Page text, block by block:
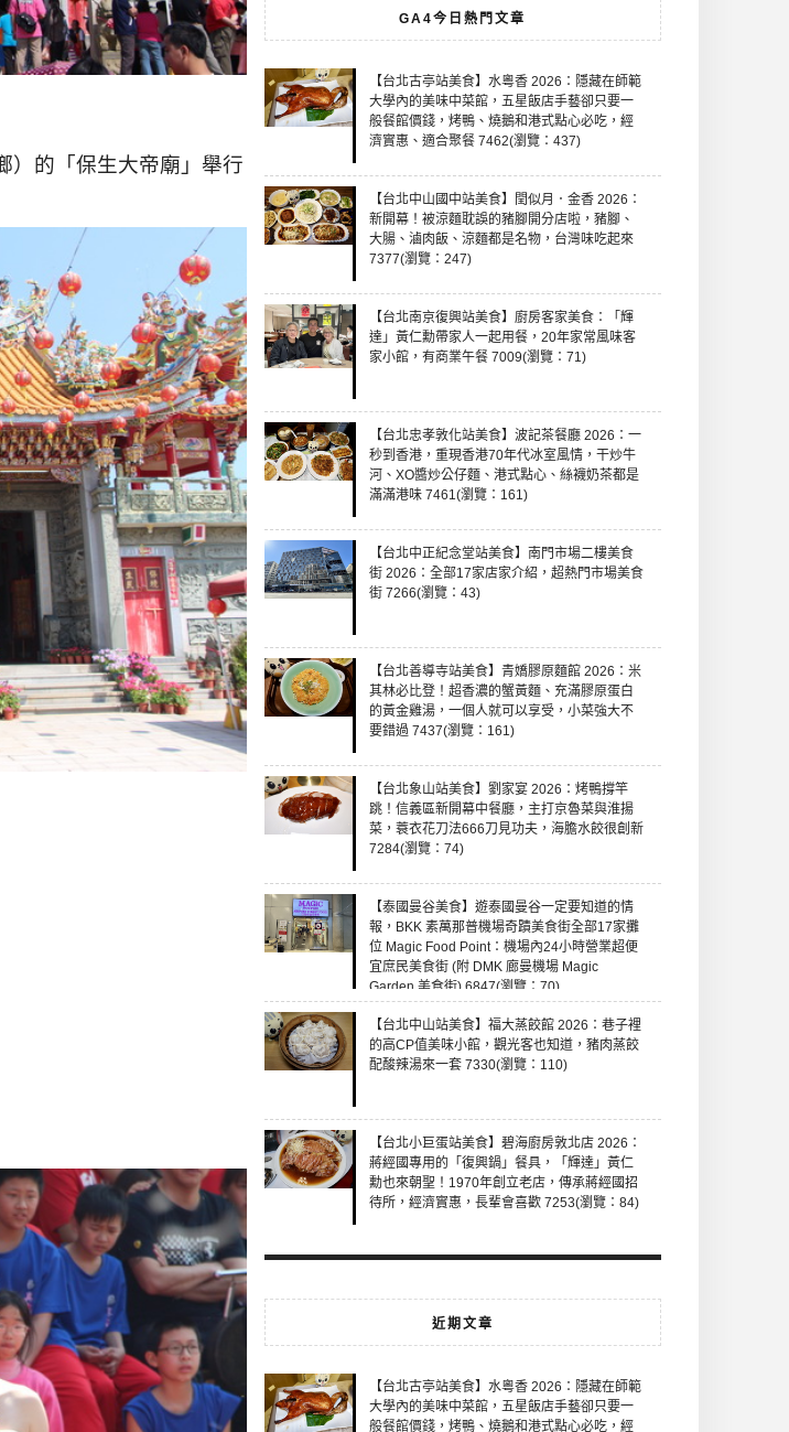
）的「保生大帝廟」舉行
GA4今日熱門文章
【台北古亭站美食】水粵香 2026：隱藏在師範
大學內的美味中菜館，五星飯店手藝卻只要一
般餐館價錢，烤鴨、燒鵝和港式點心必吃，經
濟實惠、適合聚餐 7462(瀏覽：437)
【台北中山國中站美食】閏似月．金香 2026：
新開幕！被涼麵耽誤的豬腳開分店啦，豬腳、
大腸、滷肉飯、涼麵都是名物，台灣味吃起來
7377(瀏覽：247)
【台北南京復興站美食】廚房客家美食：「輝
達」黃仁勳帶家人一起用餐，20年家常風味客
家小館，有商業午餐 7009(瀏覽：71)
【台北忠孝敦化站美食】波記茶餐廳 2026：一
秒到香港，重現香港70年代冰室風情，干炒牛
河、XO醬炒公仔麵、港式點心、絲襪奶茶都是
滿滿港味 7461(瀏覽：161)
【台北中正紀念堂站美食】南門市場二樓美食
街 2026：全部17家店家介紹，超熱門市場美食
街 7266(瀏覽：43)
【台北善導寺站美食】青嬌膠原麵館 2026：米
其林必比登！超香濃的蟹黃麵、充滿膠原蛋白
的黃金雞湯，一個人就可以享受，小菜強大不
要錯過 7437(瀏覽：161)
【台北象山站美食】劉家宴 2026：烤鴨撐竿
跳！信義區新開幕中餐廳，主打京魯菜與淮揚
菜，蓑衣花刀法666刀見功夫，海膽水餃很創新
7284(瀏覽：74)
【泰國曼谷美食】遊泰國曼谷一定要知道的情
報，BKK 素萬那普機場奇蹟美食街全部17家攤
位 Magic Food Point：機場內24小時營業超便
宜庶民美食街 (附 DMK 廊曼機場 Magic
Garden 美食街) 6847(瀏覽：70)
【台北中山站美食】福大蒸餃館 2026：巷子裡
的高CP值美味小館，觀光客也知道，豬肉蒸餃
配酸辣湯來一套 7330(瀏覽：110)
【台北小巨蛋站美食】碧海廚房敦北店 2026：
蔣經國專用的「復興鍋」餐具，「輝達」黃仁
勳也來朝聖！1970年創立老店，傳承蔣經國招
待所，經濟實惠，長輩會喜歡 7253(瀏覽：84)
近期文章
【台北古亭站美食】水粵香 2026：隱藏在師範
大學內的美味中菜館，五星飯店手藝卻只要一
般餐館價錢，烤鴨、燒鵝和港式點心必吃，經